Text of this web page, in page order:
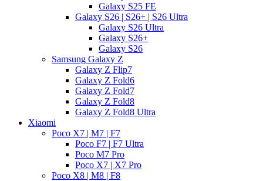
Galaxy S25 FE
Galaxy S26 | S26+ | S26 Ultra
Galaxy S26 Ultra
Galaxy S26+
Galaxy S26
Samsung Galaxy Z
Galaxy Z Flip7
Galaxy Z Fold6
Galaxy Z Fold7
Galaxy Z Fold8
Galaxy Z Fold8 Ultra
Xiaomi
Poco X7 | M7 | F7
Poco F7 | F7 Ultra
Poco M7 Pro
Poco X7 | X7 Pro
Poco X8 | M8 | F8